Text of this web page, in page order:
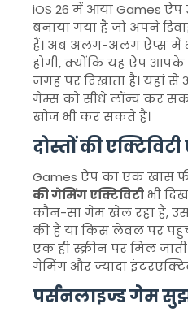
iOS 26 में आया Games
बनाया गया है जो अपने
हैं। अब अलग-अलग ऐप्स में
होगी, क्योंकि यह ऐप
जगह पर दिखाता है। यहां
गेम्स को सीधे लॉन्च कर
खोज भी कर सकते हैं।
दोस्तों की
Games ऐप का एक खास
की गेमिंग एक्टिविटी भी
कौन-सा गेम खेल रहा है,
की है या किस लेवल पर
एक ही स्क्रीन पर मिल
गेमिंग और ज्यादा
पर्सनलाइज्ड गेम